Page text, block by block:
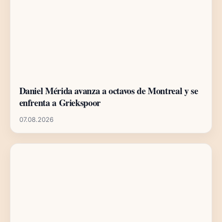
Daniel Mérida avanza a octavos de Montreal y se
enfrenta a Griekspoor
07.08.2026